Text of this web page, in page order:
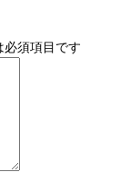
必須項目です